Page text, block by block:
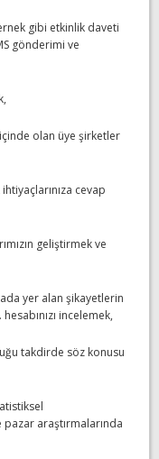
gibi etkinlik daveti
gönderimi ve
içinde olan üye şirketler
cevap
geliştirmek ve
yer alan şikayetlerin
incelemek,
takdirde söz konusu
araştırmalarında